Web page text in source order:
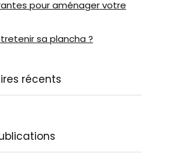
pour aménager votre
sa plancha ?
récents